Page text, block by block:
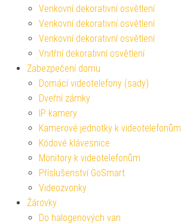
Venkovní dekorativní osvětlení
Venkovní dekorativní osvětlení
Venkovní dekorativní osvětlení
Vnitřní dekorativní osvětlení
Zabezpečení domu
Domácí videotelefony (sady)
Dveřní zámky
IP kamery
Kamerové jednotky k videotelefonům
Kódové klávesnice
Monitory k videotelefonům
Příslušenství GoSmart
Videozvonky
Žárovky
Do halogenových van